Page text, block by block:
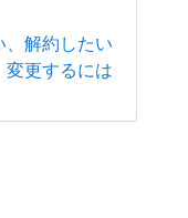
解約したい
更するには